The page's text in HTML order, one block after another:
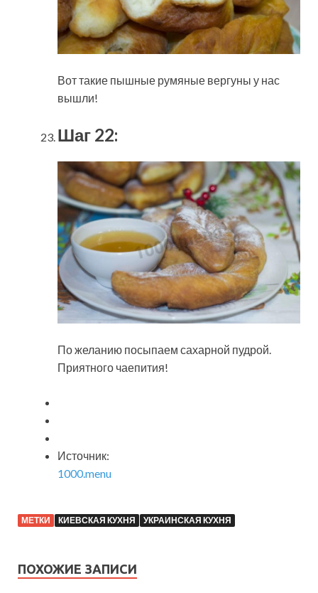
Вот такие пышные румяные вергуны у нас
вышли!
Шаг 22:
По желанию посыпаем сахарной пудрой.
Приятного чаепития!
Источник:
1000.menu
МЕТКИ КИЕВСКАЯ КУХНЯ УКРАИНСКАЯ КУХНЯ
ПОХОЖИЕ ЗАПИСИ